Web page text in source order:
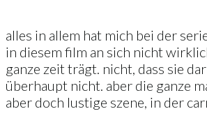
alles in allem hat mich bei der
in diesem film an sich nicht
ganze zeit trägt. nicht, dass sie
überhaupt nicht. aber die ganze
aber doch lustige szene, in der